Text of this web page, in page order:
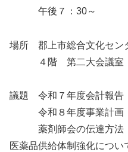
午後７：30～
場所 郡上市総合文化セン
４階 第二大会議室
議題 令和７年度会計報告
令和８年度事業計画
薬剤師会の伝達方法（
医薬品供給体制強化につい